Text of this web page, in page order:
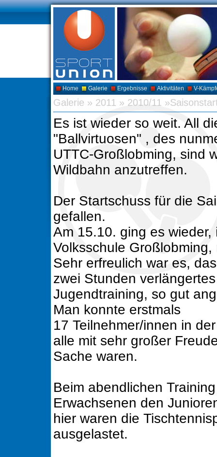
Home Galerie Ergebnisse Aktivitäten V-
Galerie » 2011 » 2010/11
Es ist wieder so weit. All
"Ballvirtuosen" , des
UTTC-Großlobming, sind
Wildbahn anzutreffen.
Der Startschuss für die
gefallen.
Am 15.10. ging es
Volksschule
Sehr erfreulich war es,
zwei Stunden
Jugendtraining, so gut
Man konnte erstmals
17 Teilnehmer/innen in
alle mit sehr großer
Sache waren.
Beim abendlichen
Erwachsenen den
hier waren die
ausgelastet.